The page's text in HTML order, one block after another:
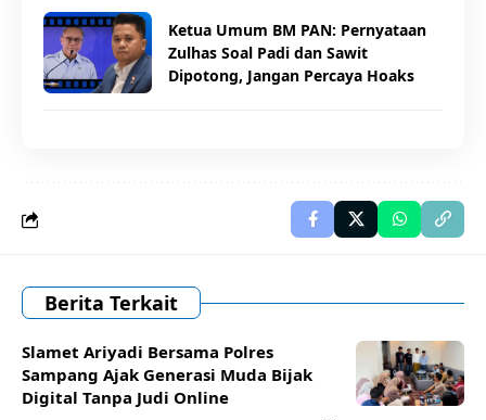
Ketua Umum BM PAN: Pernyataan
Zulhas Soal Padi dan Sawit
Dipotong, Jangan Percaya Hoaks
Berita Terkait
Slamet Ariyadi Bersama Polres
Sampang Ajak Generasi Muda Bijak
Digital Tanpa Judi Online